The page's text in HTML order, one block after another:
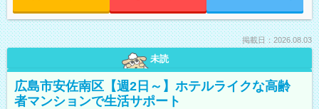
掲載日：2026.08.03
未読
広島市安佐南区【週2日～】ホテルライクな高齢
者マンションで生活サポート